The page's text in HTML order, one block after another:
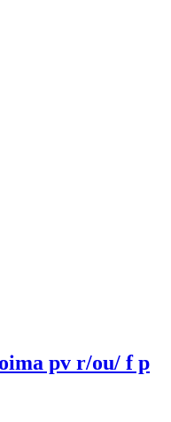
pv r/ou/ f p